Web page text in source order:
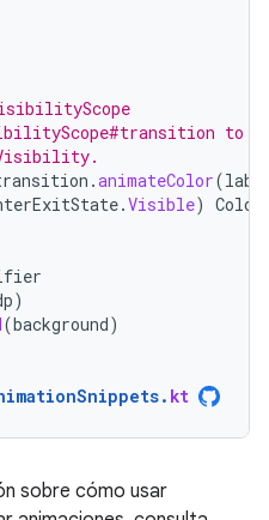
to
.animateColor(
.Visible) Color
)
(background)
. kt
sobre cómo usar